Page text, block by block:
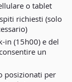
o tablet
richiesti (solo
in (15h00) e del
un
posizionati per